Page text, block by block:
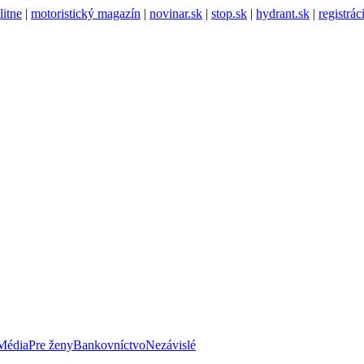
| motoristický magazín | novinar.sk | stop.sk | hydrant.sk |
Pre ženyBankovníctvoNezávislé